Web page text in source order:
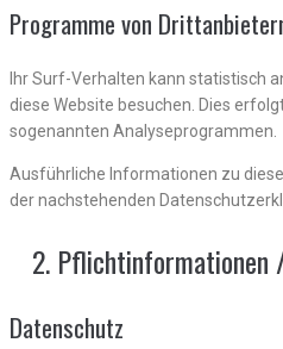
Programme von
Ihr Surf-Verhalten kann statistisch
diese Website besuchen. Dies
sogenannten Analyseprogrammen.
Ausführliche Informationen zu
der nachstehenden
Pflicht­informationen
Datenschutz